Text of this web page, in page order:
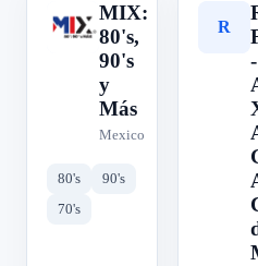
M
MIX:
80's,
90's
y
Más
Mexico
80's
90's
70's
R